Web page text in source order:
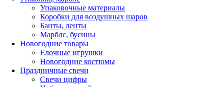
Упаковочные материалы
Коробки для воздушных шаров
Банты, ленты
Марблс, бусины
Новогодние товары
Елочные игрушки
Новогодние костюмы
Праздничные свечи
Свечи цифры